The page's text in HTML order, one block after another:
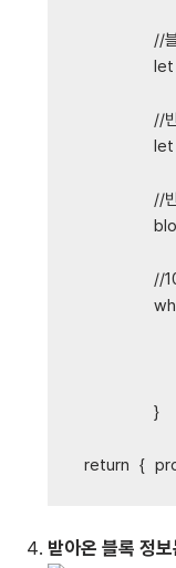
//
let
//
let
//
}
return {
받아온 블록 정